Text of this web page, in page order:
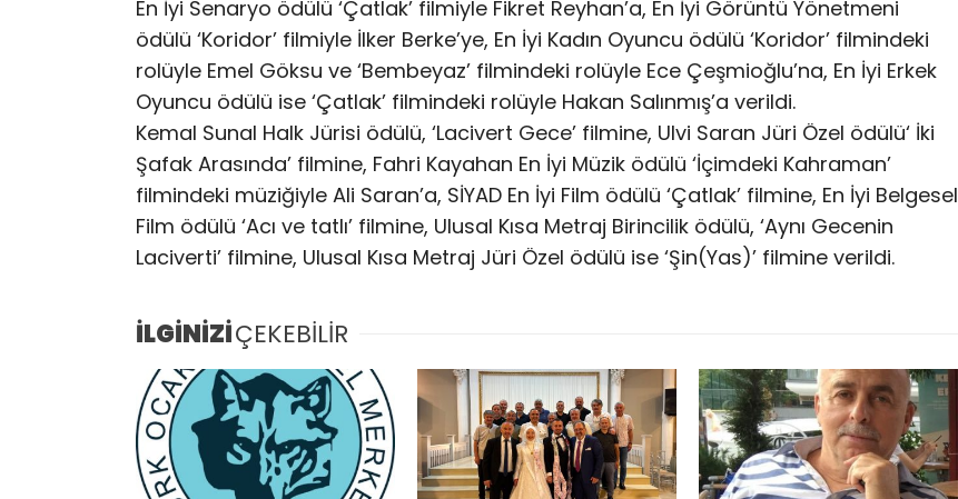
En İyi Senaryo ödülü ‘Çatlak’ filmiyle Fikret Reyhan’a, En İyi Görüntü Yönetmeni
ödülü ‘Koridor’ filmiyle İlker Berke’ye, En İyi Kadın Oyuncu ödülü ‘Koridor’ filmindeki
rolüyle Emel Göksu ve ‘Bembeyaz’ filmindeki rolüyle Ece Çeşmioğlu’na, En İyi Erkek
Oyuncu ödülü ise ‘Çatlak’ filmindeki rolüyle Hakan Salınmış’a verildi.
Kemal Sunal Halk Jürisi ödülü, ‘Lacivert Gece’ filmine, Ulvi Saran Jüri Özel ödülü‘ İki
Şafak Arasında’ filmine, Fahri Kayahan En İyi Müzik ödülü ‘İçimdeki Kahraman’
filmindeki müziğiyle Ali Saran’a, SİYAD En İyi Film ödülü ‘Çatlak’ filmine, En İyi Belgesel
Film ödülü ‘Acı ve tatlı’ filmine, Ulusal Kısa Metraj Birincilik ödülü, ‘Aynı Gecenin
Laciverti’ filmine, Ulusal Kısa Metraj Jüri Özel ödülü ise ‘Şin(Yas)’ filmine verildi.
İLGİNİZİÇEKEBİLİR